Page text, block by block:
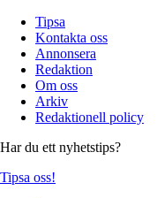
Tipsa
Kontakta oss
Annonsera
Redaktion
Om oss
Arkiv
Redaktionell policy
Har du ett nyhetstips?
Tipsa oss!